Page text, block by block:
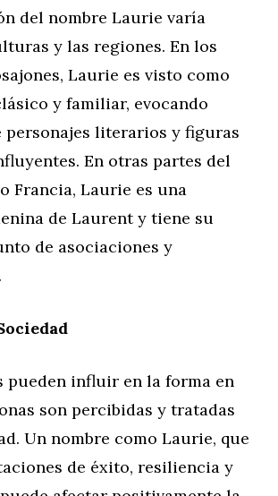
del nombre Laurie varía
y las regiones. En los
Laurie es visto como
y familiar, evocando
personajes literarios y figuras
En otras partes del
Francia, Laurie es una
de Laurent y tiene su
de asociaciones y
pueden influir en la forma en
son percibidas y tratadas
Un nombre como Laurie, que
de éxito, resiliencia y